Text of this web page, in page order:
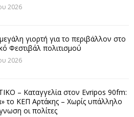
2026
γιορτή για το περιβάλλον στο
Φεστιβάλ πολιτισμού
2026
– Καταγγελία στον Evripos 90fm:
το ΚΕΠ Αρτάκης – Χωρίς υπάλληλο
οι πολίτες